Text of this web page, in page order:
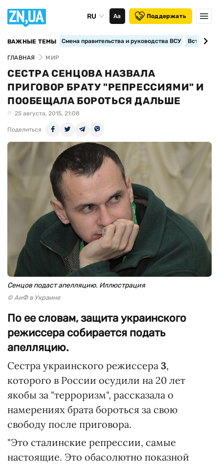
RU Аа Поддержать
ВАЖНЫЕ ТЕМЫ Смена правительства и руководства ВСУ
ГЛАВНАЯ МИР
СЕСТРА СЕНЦОВА НАЗВАЛА
ПРИГОВОР БРАТУ "РЕПРЕССИЯМИ" И
ПООБЕЩАЛА БОРОТЬСЯ ДАЛЬШЕ
25 августа, 2015, 21:08
Поделиться
Сенцов подаст апелляцию. Иллюстрация
© АиФ в Украине
По ее словам, защита украинского
режиссера собирается подать
апелляцию.
Сестра украинского режиссера 3,
которого в России осудили на 20 лет
якобы за "терроризм", рассказала о
намерениях брата бороться за свою
свободу после приговора.
"Это сталинские репрессии, самые
настоящие. Это обасолютно показной